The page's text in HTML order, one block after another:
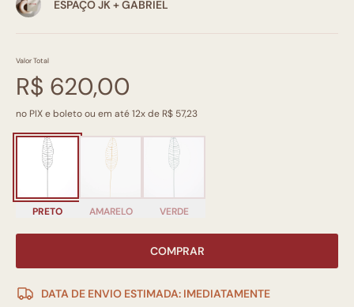
ESPAÇO JK + GABRIEL
Valor Total
R$ 620,00
no PIX e boleto ou em até 12x de R$ 57,23
PRETO AMARELO VERDE
COMPRAR
DATA DE ENVIO ESTIMADA: IMEDIATAMENTE